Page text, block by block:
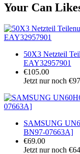
Your Can
50X3 Netzteil
EAY32957901
€105.00
Jetzt nur noch
SAMSUNG
BN97-07663A]
€69.00
Jetzt nur noch